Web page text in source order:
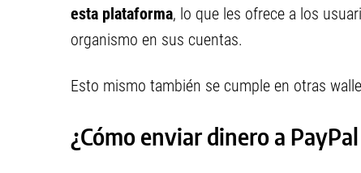
esta plataforma, lo que les ofrece a los
organismo en sus cuentas.
Esto mismo también se cumple en otras
¿Cómo enviar dinero a